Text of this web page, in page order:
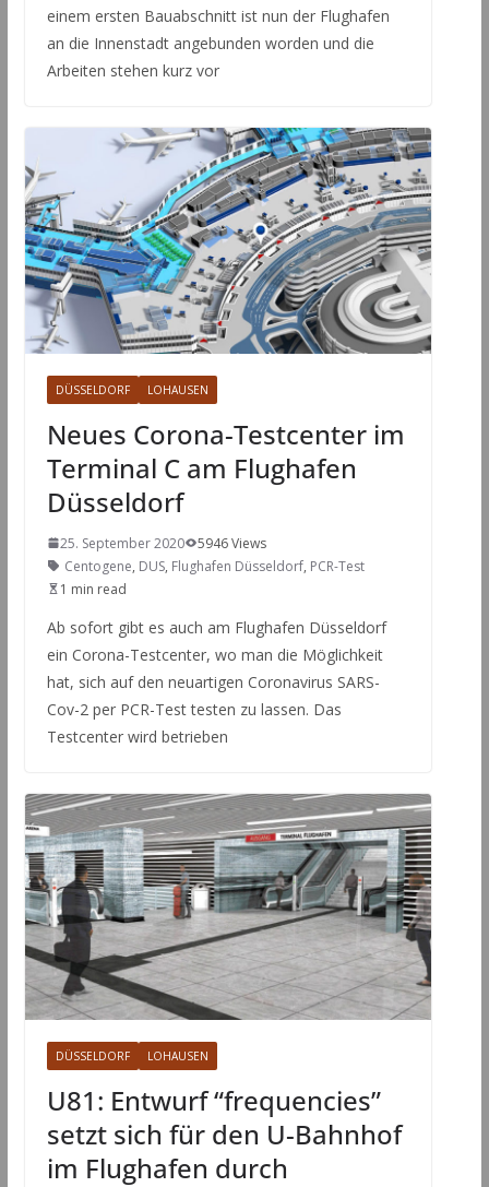
einem ersten Bauabschnitt ist nun der Flughafen
an die Innenstadt angebunden worden und die
Arbeiten stehen kurz vor
DÜSSELDORF LOHAUSEN
Neues Corona-Testcenter im
Terminal C am Flughafen
Düsseldorf
25. September 2020
5946 Views
Centogene, DUS, Flughafen Düsseldorf, PCR-Test
1 min read
Ab sofort gibt es auch am Flughafen Düsseldorf
ein Corona-Testcenter, wo man die Möglichkeit
hat, sich auf den neuartigen Coronavirus SARS-
Cov-2 per PCR-Test testen zu lassen. Das
Testcenter wird betrieben
DÜSSELDORF LOHAUSEN
U81: Entwurf “frequencies”
setzt sich für den U-Bahnhof
im Flughafen durch